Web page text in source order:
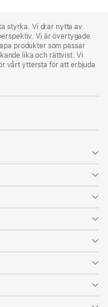
styrka. Vi drar nytta av
Vi är övertygade
produkter som passar
lika och rättvist. Vi
vårt yttersta för att erbjuda